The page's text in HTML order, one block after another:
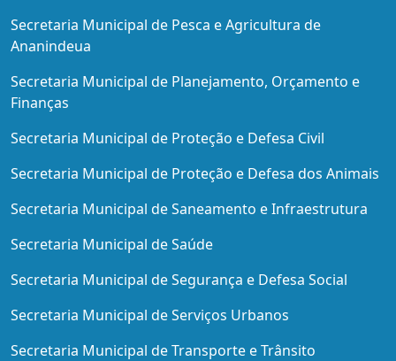
Secretaria Municipal de Pesca e Agricultura de
Ananindeua
Secretaria Municipal de Planejamento, Orçamento e
Finanças
Secretaria Municipal de Proteção e Defesa Civil
Secretaria Municipal de Proteção e Defesa dos Animais
Secretaria Municipal de Saneamento e Infraestrutura
Secretaria Municipal de Saúde
Secretaria Municipal de Segurança e Defesa Social
Secretaria Municipal de Serviços Urbanos
Secretaria Municipal de Transporte e Trânsito